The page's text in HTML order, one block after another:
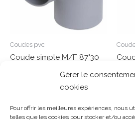
Gérer le
cookies
Pour offrir les meilleures expériences, nous
telles que les cookies pour stocker et/ou
Coudes pvc
Coude simple M/F 87°30
5
5